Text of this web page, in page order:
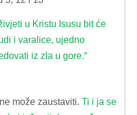
u Kristu Isusu bit će
i varalice, ujedno
iz zla u gore.“
može zaustaviti. Ti i ja se